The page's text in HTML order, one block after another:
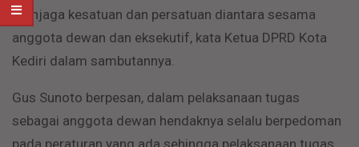
menjaga kesatuan dan persatuan diantara sesama
anggota dewan dan eksekutif, kata Ketua DPRD Kota
Kediri dalam sambutannya.
Gus Sunoto berpesan, dalam pelaksanaan tugas
sebagai anggota dewan hendaknya selalu berpedoman
pada peraturan yang ada sehingga pelaksanaan tugas